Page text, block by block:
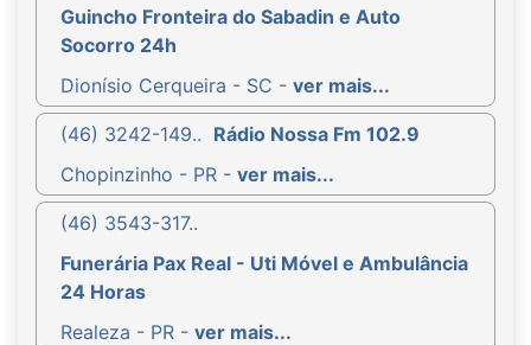
Guincho Fronteira do Sabadin e Auto
Socorro 24h
Dionísio Cerqueira - SC - ver mais...
(46) 3242-149.. Rádio Nossa Fm 102.9
Chopinzinho - PR - ver mais...
(46) 3543-317..
Funerária Pax Real - Uti Móvel e Ambulância
24 Horas
Realeza - PR - ver mais...